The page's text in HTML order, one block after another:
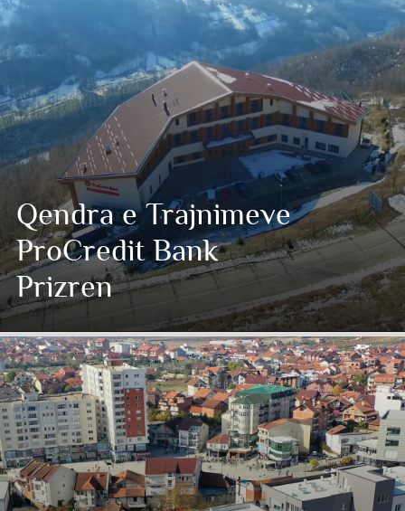
Qendra e Trajnimeve
ProCredit Bank
Prizren